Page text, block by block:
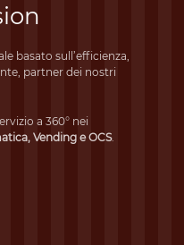
basato sull’efficienza,
partner dei nostri
a 360° nei
Vending e OCS.